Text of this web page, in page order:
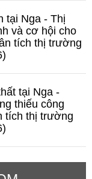
tại Nga - Thị
và cơ hội cho
tích thị trường
tại Nga -
thiếu công
tích thị trường